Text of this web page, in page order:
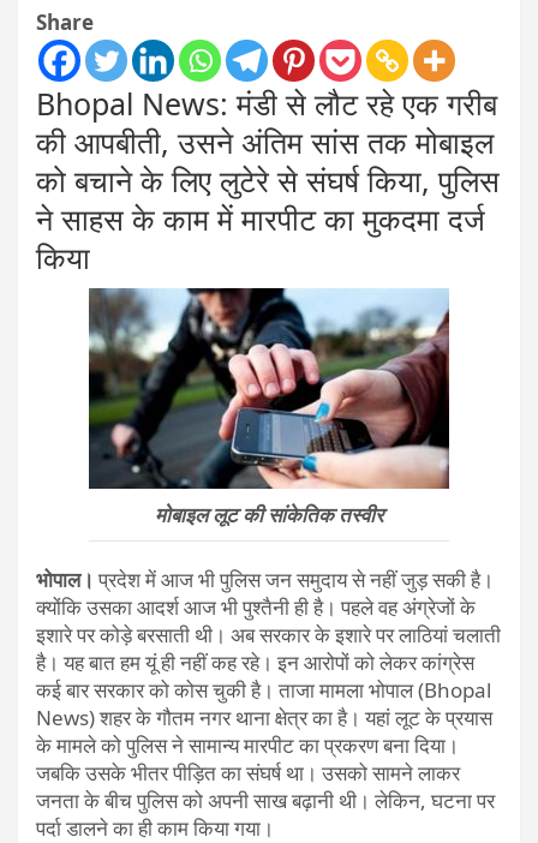
Share
Bhopal News: मंडी से लौट रहे एक गरीब
की आपबीती, उसने अंतिम सांस तक मोबाइल
को बचाने के लिए लुटेरे से संघर्ष किया, पुलिस
ने साहस के काम में मारपीट का मुकदमा दर्ज
किया
मोबाइल लूट की सांकेतिक ​तस्वीर
भोपाल। प्रदेश में आज भी पुलिस जन समुदाय से नहीं जुड़ सकी है।
क्योंकि उसका आदर्श आज भी पुश्तैनी ही है। पहले वह अंग्रेजों के
इशारे पर कोड़े बरसाती थी। अब सरकार के इशारे पर लाठियां चलाती
है। यह बात हम यूं ही नहीं कह रहे। इन आरोपों को लेकर कांग्रेस
कई बार सरकार को कोस चुकी है। ताजा मामला भोपाल (Bhopal
News) शहर के गौतम नगर थाना क्षेत्र का है। यहां लूट के प्रयास
के मामले को पुलिस ने सामान्य मारपीट का प्रकरण बना दिया।
जबकि उसके भीतर पीड़ित का संघर्ष था। उसको सामने लाकर
जनता के बीच पुलिस को अपनी साख बढ़ानी थी। लेकिन, घटना पर
पर्दा डालने का ही काम किया गया।